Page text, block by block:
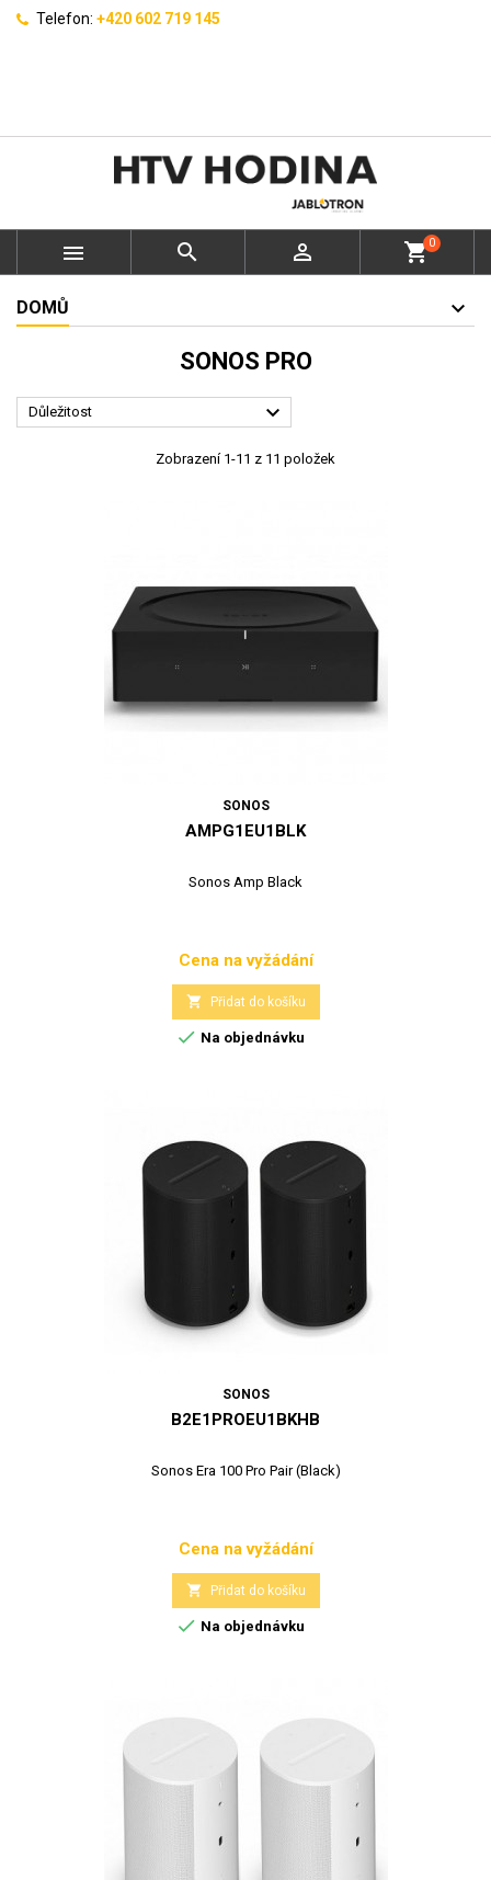
Telefon: +420 602 719 145
   shopping_cart0
DOMŮ
SONOS PRO
Důležitost 
Zobrazení 1-11 z 11 položek
SONOS
AMPG1EU1BLK
Sonos Amp Black
Cena
Cena na vyžádání
 Přidat do košíku
 Na objednávku
SONOS
B2E1PROEU1BKHB
Sonos Era 100 Pro Pair (Black)
Cena
Cena na vyžádání
 Přidat do košíku
 Na objednávku